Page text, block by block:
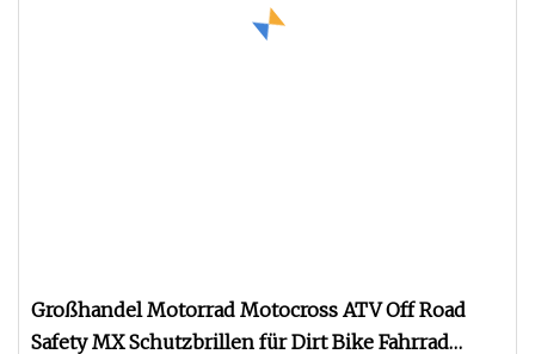
Großhandel Motorrad Motocross ATV Off Road
Safety MX Schutzbrillen für Dirt Bike Fahrrad